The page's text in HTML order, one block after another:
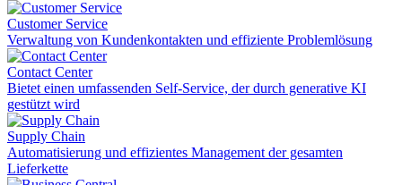
Customer Service
Verwaltung von Kundenkontakten und effiziente Problemlösung
Contact Center
Bietet einen umfassenden Self-Service, der durch generative KI
gestützt wird
Supply Chain
Automatisierung und effizientes Management der gesamten
Lieferkette